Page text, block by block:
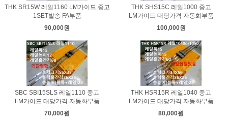
THK SR15W 레일1160 LM가이드 중고
1SET발송 FA부품
90,000원
THK SHS15C 레일1000 중고
LM가이드 대당가격 자동화부품
100,000원
SBC SBI15SLS 레일1110 중고
LM가이드 대당가격 자동화부품
70,000원
THK HSR15R 레일1040 중고
LM가이드 대당가격 자동화부품
80,000원